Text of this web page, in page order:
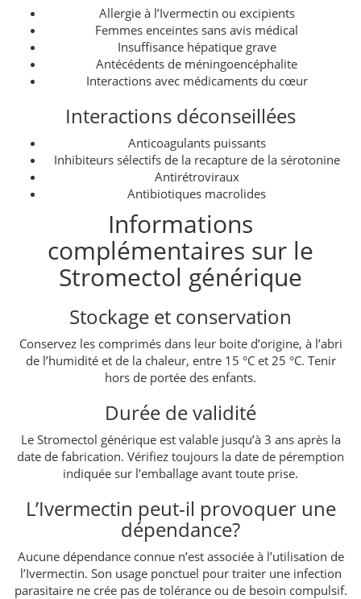
Allergie à l’Ivermectin ou excipients
Femmes enceintes sans avis médical
Insuffisance hépatique grave
Antécédents de méningoencéphalite
Interactions avec médicaments du cœur
Interactions déconseillées
Anticoagulants puissants
Inhibiteurs sélectifs de la recapture de la sérotonine
Antirétroviraux
Antibiotiques macrolides
Informations
complémentaires sur le
Stromectol générique
Stockage et conservation
Conservez les comprimés dans leur boite d’origine, à l’abri
de l’humidité et de la chaleur, entre 15 °C et 25 °C. Tenir
hors de portée des enfants.
Durée de validité
Le Stromectol générique est valable jusqu’à 3 ans après la
date de fabrication. Vérifiez toujours la date de péremption
indiquée sur l’emballage avant toute prise.
L’Ivermectin peut-il provoquer une
dépendance?
Aucune dépendance connue n’est associée à l’utilisation de
l’Ivermectin. Son usage ponctuel pour traiter une infection
parasitaire ne crée pas de tolérance ou de besoin compulsif.